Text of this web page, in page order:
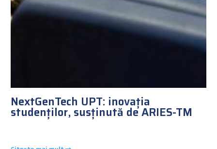
NextGenTech UPT: inovația
studenților, susținută de ARIES-TM